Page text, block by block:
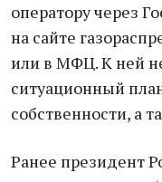
оператору через
на сайте
или в МФЦ. К ней
ситуационный
собственности, а
Ранее президент